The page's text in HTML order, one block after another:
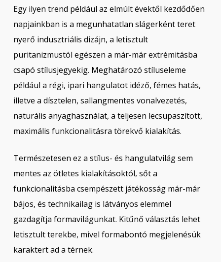
Egy ilyen trend például az elmúlt évektől kezdődően
napjainkban is a megunhatatlan slágerként teret
nyerő indusztriális dizájn, a letisztult
puritanizmustól egészen a már-már extrémitásba
csapó stílusjegyekig. Meghatározó stíluseleme
például a régi, ipari hangulatot idéző, fémes hatás,
illetve a dísztelen, sallangmentes vonalvezetés,
naturális anyaghasználat, a teljesen lecsupaszított,
maximális funkcionalitásra törekvő kialakítás.
Természetesen ez a stílus- és hangulatvilág sem
mentes az ötletes kialakításoktól, sőt a
funkcionalitásba csempészett játékosság már-már
bájos, és technikailag is látványos elemmel
gazdagítja formavilágunkat. Kitűnő választás lehet
letisztult terekbe, mivel formabontó megjelenésük
karaktert ad a térnek.